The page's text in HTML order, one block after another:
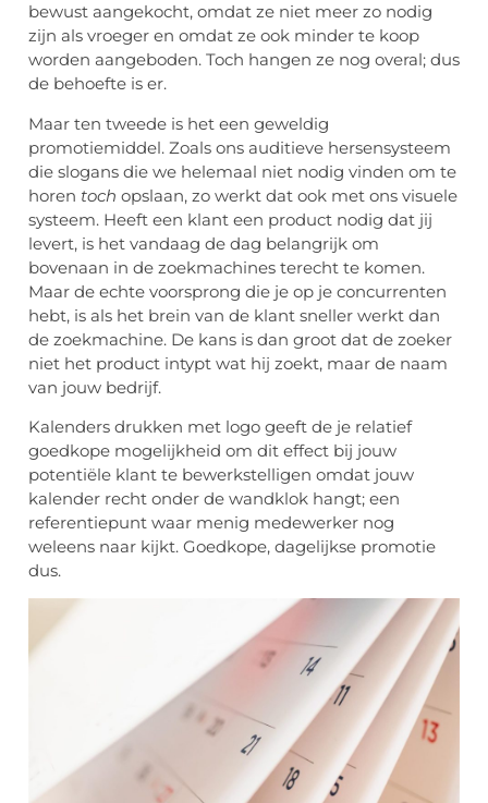
bewust aangekocht, omdat ze niet meer zo nodig
zijn als vroeger en omdat ze ook minder te koop
worden aangeboden. Toch hangen ze nog overal; dus
de behoefte is er.
Maar ten tweede is het een geweldig
promotiemiddel. Zoals ons auditieve hersensysteem
die slogans die we helemaal niet nodig vinden om te
horen toch opslaan, zo werkt dat ook met ons visuele
systeem. Heeft een klant een product nodig dat jij
levert, is het vandaag de dag belangrijk om
bovenaan in de zoekmachines terecht te komen.
Maar de echte voorsprong die je op je concurrenten
hebt, is als het brein van de klant sneller werkt dan
de zoekmachine. De kans is dan groot dat de zoeker
niet het product intypt wat hij zoekt, maar de naam
van jouw bedrijf.
Kalenders drukken met logo geeft de je relatief
goedkope mogelijkheid om dit effect bij jouw
potentiële klant te bewerkstelligen omdat jouw
kalender recht onder de wandklok hangt; een
referentiepunt waar menig medewerker nog
weleens naar kijkt. Goedkope, dagelijkse promotie
dus.